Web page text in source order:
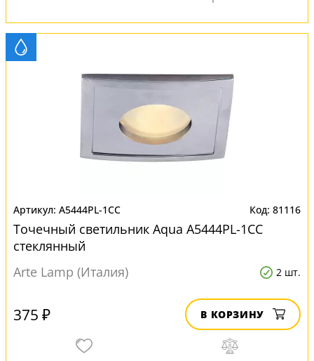
A5444PL-1CC 81116
Точечный светильник Aqua A5444PL-1CC
стеклянный
Arte Lamp (Италия)
2 шт.
375 ₽ В КОРЗИНУ